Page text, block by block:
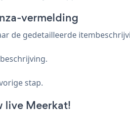
vermelding
de gedetailleerde
stap.
live Meerkat!